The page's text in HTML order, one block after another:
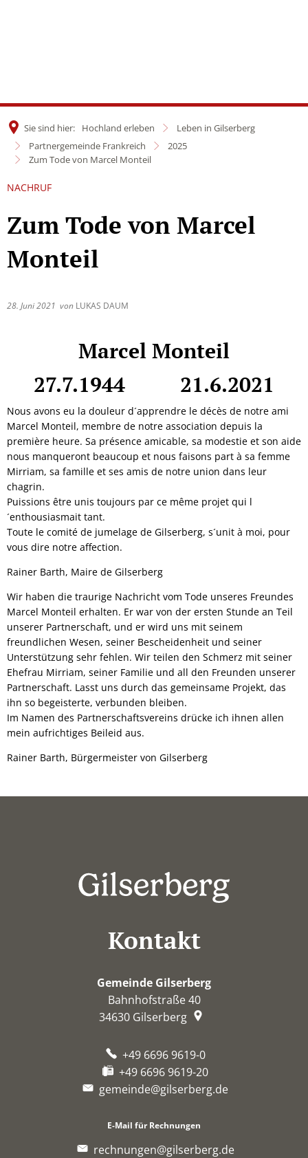
Sie sind hier: Hochland erleben
Leben in Gilserberg
Partnergemeinde Frankreich
2025
Zum Tode von Marcel Monteil
NACHRUF
Zum Tode von Marcel
Monteil
28. Juni 2021 von LUKAS DAUM
Marcel Monteil
27.7.1944 21.6.2021
Nous avons eu la douleur d´apprendre le décès de notre ami
Marcel Monteil, membre de notre association depuis la
première heure. Sa présence amicable, sa modestie et son aide
nous manqueront beaucoup et nous faisons part à sa femme
Mirriam, sa famille et ses amis de notre union dans leur
chagrin.
Puissions être unis toujours par ce même projet qui l
´enthousiasmait tant.
Toute le comité de jumelage de Gilserberg, s´unit à moi, pour
vous dire notre affection.
Rainer Barth, Maire de Gilserberg
Wir haben die traurige Nachricht vom Tode unseres Freundes
Marcel Monteil erhalten. Er war von der ersten Stunde an Teil
unserer Partnerschaft, und er wird uns mit seinem
freundlichen Wesen, seiner Bescheidenheit und seiner
Unterstützung sehr fehlen. Wir teilen den Schmerz mit seiner
Ehefrau Mirriam, seiner Familie und all den Freunden unserer
Partnerschaft. Lasst uns durch das gemeinsame Projekt, das
ihn so begeisterte, verbunden bleiben.
Im Namen des Partnerschaftsvereins drücke ich ihnen allen
mein aufrichtiges Beileid aus.
Rainer Barth, Bürgermeister von Gilserberg
Kontakt
Gemeinde Gilserberg
Bahnhofstraße 40
34630 Gilserberg
+49 6696 9619-0
+49 6696 9619-20
gemeinde@gilserberg.de
E-Mail für Rechnungen
rechnungen@gilserberg.de